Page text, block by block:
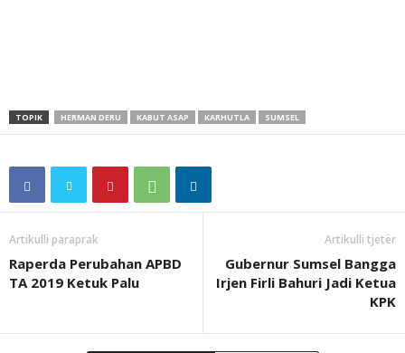
TOPIK HERMAN DERU KABUT ASAP KARHUTLA SUMSEL
Artikulli paraprak
Raperda Perubahan APBD
TA 2019 Ketuk Palu
Artikulli tjetër
Gubernur Sumsel Bangga
Irjen Firli Bahuri Jadi Ketua
KPK